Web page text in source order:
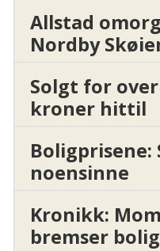
Allstad
Nordby
Solgt for
kroner hittil
noensinne
Kronikk:
bremser